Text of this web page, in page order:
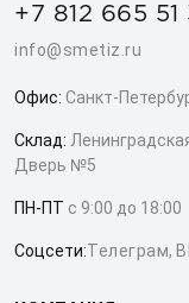
+7 812 665 51
info@smetiz.ru
Офис: Санкт-
Склад:
Дверь №5
ПН-ПТ с 9:00 до 18:00
Соцсети:Телеграм,